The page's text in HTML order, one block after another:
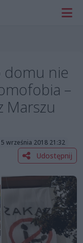
domu nie
–
Marszu
września 2018 21:32
Udostępnij